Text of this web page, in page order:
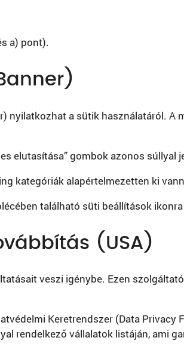
a) pont).
nyilatkozhat a sütik használatáról. A
elutasítása” gombok azonos súllyal
kategóriák alapértelmezetten ki
található süti beállítások
(USA)
veszi igénybe. Ezen
Keretrendszer (Data Privacy
rendelkező vállalatok listáján, ami